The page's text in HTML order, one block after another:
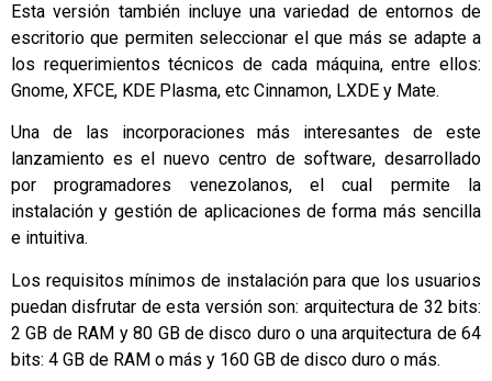
Esta versión también incluye una variedad de entornos de
escritorio que permiten seleccionar el que más se adapte a
los requerimientos técnicos de cada máquina, entre ellos:
Gnome, XFCE, KDE Plasma, etc Cinnamon, LXDE y Mate.
Una de las incorporaciones más interesantes de este
lanzamiento es el nuevo centro de software, desarrollado
por programadores venezolanos, el cual permite la
instalación y gestión de aplicaciones de forma más sencilla
e intuitiva.
Los requisitos mínimos de instalación para que los usuarios
puedan disfrutar de esta versión son: arquitectura de 32 bits:
2 GB de RAM y 80 GB de disco duro o una arquitectura de 64
bits: 4 GB de RAM o más y 160 GB de disco duro o más.